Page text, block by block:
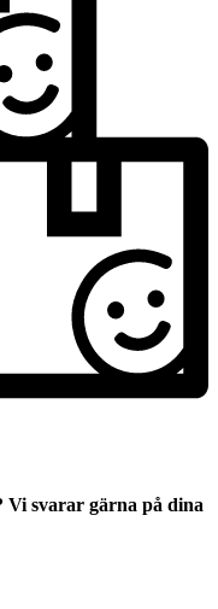
Vi svarar gärna på dina